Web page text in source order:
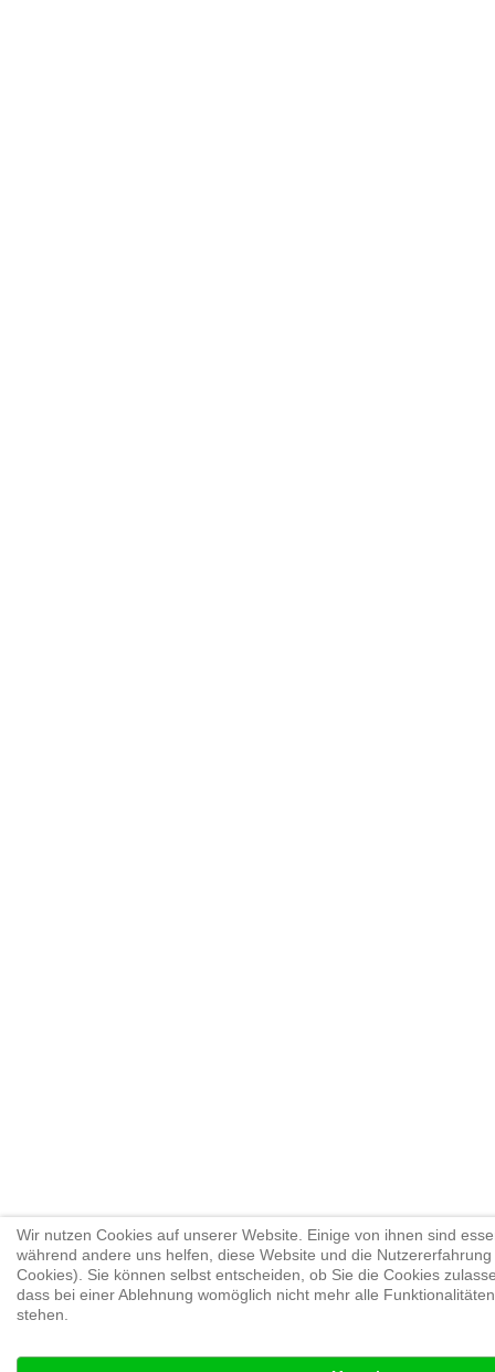
Wir nutzen Cookies auf unserer Website. Einige von ihnen sind
während andere uns helfen, diese Website und die
Cookies). Sie können selbst entscheiden, ob Sie die Cookies
dass bei einer Ablehnung womöglich nicht mehr alle
stehen.